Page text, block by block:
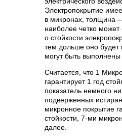
Электропокрытие
в микронах, толщина
наиболее четко может
о стойкости
тем дольше оно будет
могут быть выполнены
Считается, что 1
гарантирует 1 год
показатель немного
подверженных
микронное покрытие
стойкости, 7-ми
далее.